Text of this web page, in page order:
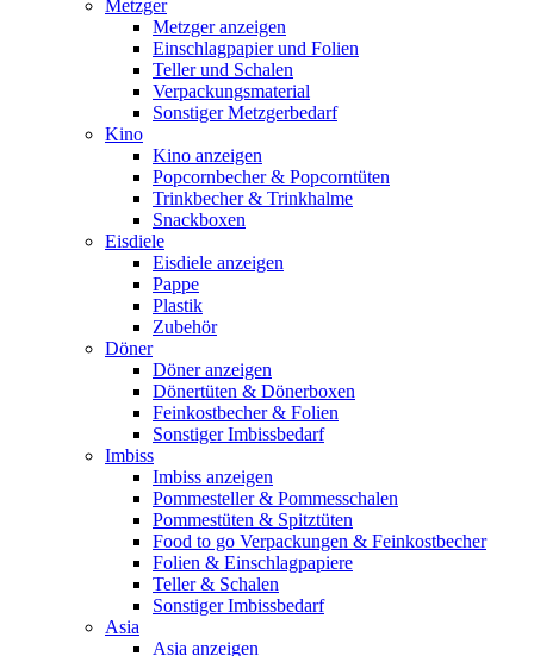
Metzger
Metzger anzeigen
Einschlagpapier und Folien
Teller und Schalen
Verpackungsmaterial
Sonstiger Metzgerbedarf
Kino
Kino anzeigen
Popcornbecher & Popcorntüten
Trinkbecher & Trinkhalme
Snackboxen
Eisdiele
Eisdiele anzeigen
Pappe
Plastik
Zubehör
Döner
Döner anzeigen
Dönertüten & Dönerboxen
Feinkostbecher & Folien
Sonstiger Imbissbedarf
Imbiss
Imbiss anzeigen
Pommesteller & Pommesschalen
Pommestüten & Spitztüten
Food to go Verpackungen & Feinkostbecher
Folien & Einschlagpapiere
Teller & Schalen
Sonstiger Imbissbedarf
Asia
Asia anzeigen